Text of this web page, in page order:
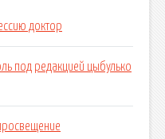
доктор
под редакцией цыбулько